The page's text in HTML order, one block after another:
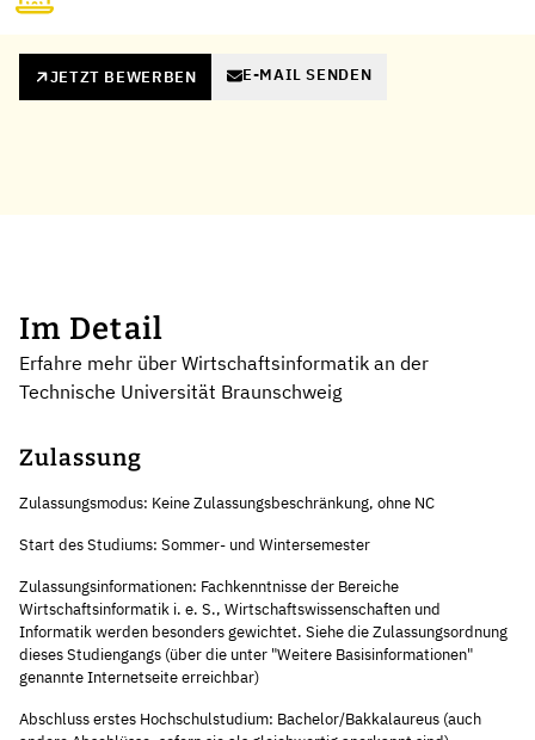
JETZT BEWERBEN E-MAIL SENDEN
Im Detail
Erfahre mehr über Wirtschaftsinformatik an der
Technische Universität Braunschweig
Zulassung
Zulassungsmodus: Keine Zulassungsbeschränkung, ohne NC
Start des Studiums: Sommer- und Wintersemester
Zulassungsinformationen: Fachkenntnisse der Bereiche
Wirtschaftsinformatik i. e. S., Wirtschaftswissenschaften und
Informatik werden besonders gewichtet. Siehe die Zulassungsordnung
dieses Studiengangs (über die unter "Weitere Basisinformationen"
genannte Internetseite erreichbar)
Abschluss erstes Hochschulstudium: Bachelor/Bakkalaureus (auch